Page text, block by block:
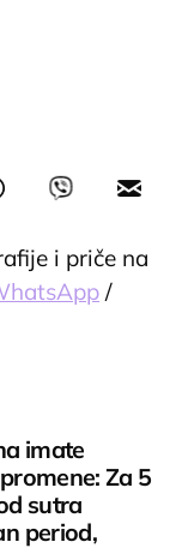
i priče na
/
imate
Za 5
sutra
period,